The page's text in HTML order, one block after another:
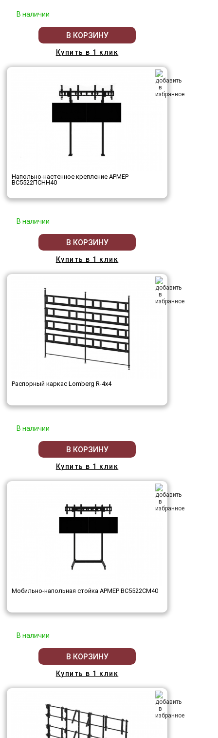
В наличии
В КОРЗИНУ
Купить в 1 клик
Напольно-настенное крепление АРМЕР
ВС5522ПСНН40
В наличии
В КОРЗИНУ
Купить в 1 клик
Распорный каркас Lomberg R-4х4
В наличии
В КОРЗИНУ
Купить в 1 клик
Мобильно-напольная стойка АРМЕР ВС5522СМ40
В наличии
В КОРЗИНУ
Купить в 1 клик